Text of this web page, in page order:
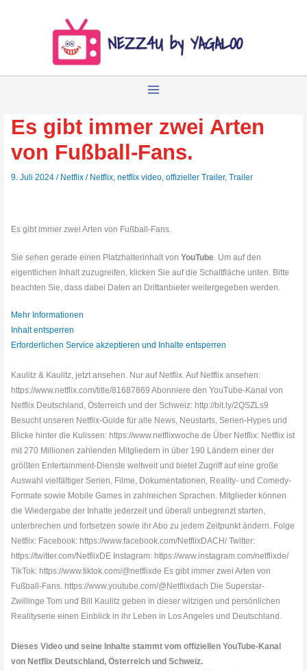
Es gibt immer zwei Arten
von Fußball-Fans.
9. Juli 2024/ Netflix / Netflix,netflix video,offizieller Trailer,Trailer
Es gibt immer zwei Arten von Fußball-Fans.
Sie sehen gerade einen Platzhalterinhalt vonYouTube . Um auf den
eigentlichen Inhalt zuzugreifen, klicken Sie auf die Schaltfläche unten. Bitte
beachten Sie, dass dabei Daten an Drittanbieter weitergegeben werden.
Mehr Informationen
Inhalt entsperren
Erforderlichen Service akzeptieren und Inhalte entsperren
Kaulitz & Kaulitz, jetzt ansehen. Nur auf Netflix. Auf Netflix ansehen:
https://www.netflix.com/title/81687869 Abonniere den YouTube-Kanal von
Netflix Deutschland, Österreich und der Schweiz: http://bit.ly/2QSZLs9
Besucht unseren Netflix-Guide für alle News, Neustarts, Serien-Hypes und
Blicke hinter die Kulissen: https://www.netflixwoche.de Über Netflix: Netflix ist
mit 270 Millionen zahlenden Mitgliedern in über 190 Ländern einer der
größten Entertainment-Dienste weltweit und bietet Zugriff auf eine große
Auswahl vielfältiger Serien, Filme, Dokumentationen, Reality- und Comedy-
Formate sowie Mobile Games in zahlreichen Sprachen. Mitglieder können
die Wiedergabe der Inhalte jederzeit und überall unbegrenzt starten,
unterbrechen und fortsetzen sowie ihr Abo zu jedem Zeitpunkt ändern. Folge
Netflix: Facebook: https://www.facebook.com/NetflixDACH/ Twitter:
https://twitter.com/NetflixDE Instagram: https://www.instagram.com/netflixde/
TikTok: https://www.tiktok.com/@netflixde Es gibt immer zwei Arten von
Fußball-Fans. https://www.youtube.com/@Netflixdach Die Superstar-
Zwillinge Tom und Bill Kaulitz geben in dieser witzigen und persönlichen
Realityserie einen Einblick in ihr Leben in Los Angeles und Deutschland.
Dieses Video und seine Inhalte stammt vom offiziellen YouTube-Kanal
von Netflix Deutschland, Österreich und Schweiz.